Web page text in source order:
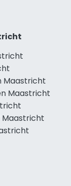
Maastricht
Maastricht
Maastricht